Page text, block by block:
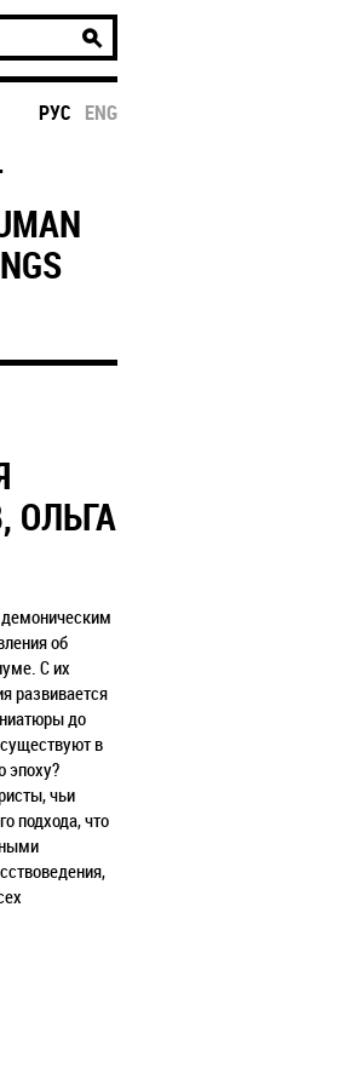
РУС ENG
ОЛЬГА
об
С их
развивается
до
в
эпоху?
чьи
подхода, что